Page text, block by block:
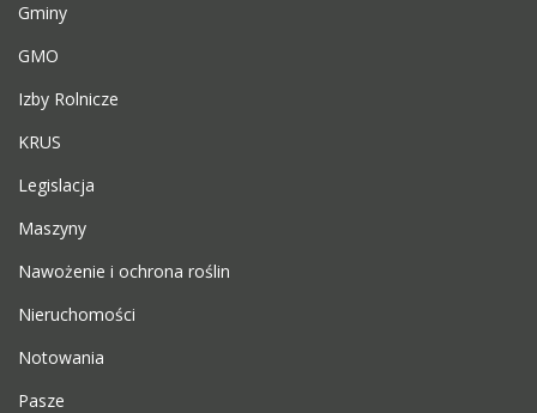
Gminy
GMO
Izby Rolnicze
KRUS
Legislacja
Maszyny
Nawożenie i ochrona roślin
Nieruchomości
Notowania
Pasze